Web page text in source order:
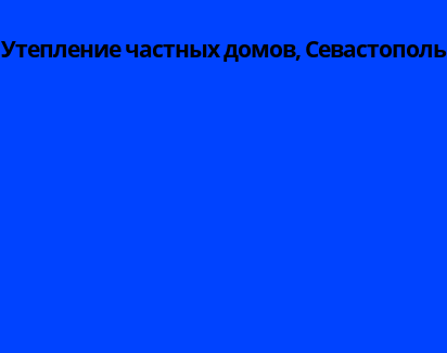
Утепление частных домов, Севастополь